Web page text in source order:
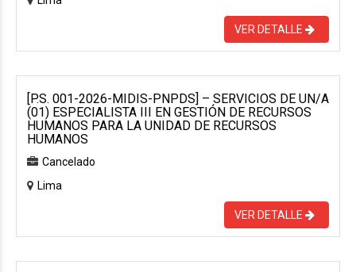
VER DETALLE
[P.S. 001-2026-MIDIS-PNPDS] – SERVICIOS DE UN/A
(01) ESPECIALISTA III EN GESTIÓN DE RECURSOS
HUMANOS PARA LA UNIDAD DE RECURSOS
HUMANOS
Cancelado
Lima
VER DETALLE